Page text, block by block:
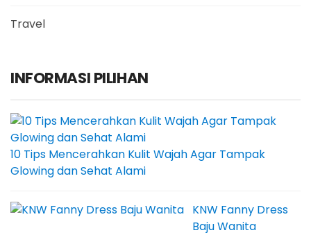
Travel
INFORMASI PILIHAN
10 Tips Mencerahkan Kulit Wajah Agar Tampak
Glowing dan Sehat Alami
KNW Fanny Dress
Baju Wanita